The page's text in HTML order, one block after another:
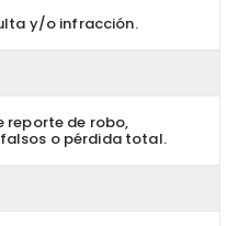
y/o infracción.
reporte de robo,
o pérdida total.